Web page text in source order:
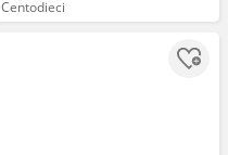
Centodieci